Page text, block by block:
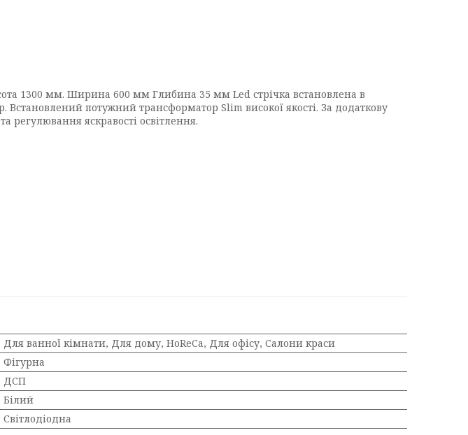
1300 мм. Ширина 600 мм Глибина 35 мм Led стрічка встановлена ​​в
Встановлений потужний трансформатор Slim високої якості. За додаткову
яскравості освітлення.
Для ванної кімнати, Для дому, HoReCa, Для офісу, Салони краси
Фігурна
ДСП
Білий
Світлодіодна